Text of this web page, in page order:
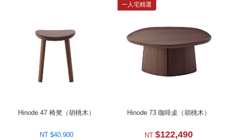
Hinode 47 椅凳（胡桃木）
NT $40,900
一人宅精選
Hinode 73 咖啡桌（胡桃木）
NT $122,490